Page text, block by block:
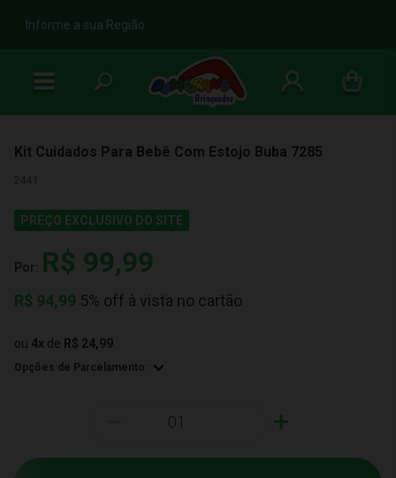
b
Informe a sua Região
Kit Cuidados Para Bebê Com Estojo Buba 7285
PREÇO EXCLUSIVO DO SITE
Por: R$ 99,99
R$ 94,99 5% off à vista no cartão
ou 4x de R$ 24,99
Opções de Parcelamento:
+